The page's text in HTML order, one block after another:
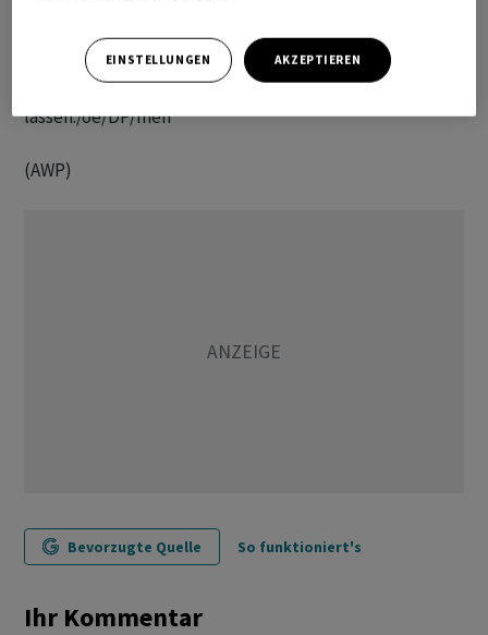
effektiv seien und angewendet werden sollten:
darunter Räume lüften, Hände desinfizieren, in vollen
Räumen Maske tragen und sich impfen
lassen./oe/DP/men
(AWP)
Bevorzugte Quelle So funktioniert's
Ihr Kommentar
EINSTELLUNGEN AKZEPTIEREN